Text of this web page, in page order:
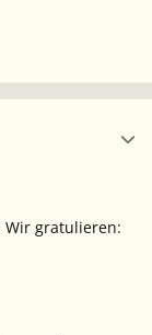
Wir gratulieren: